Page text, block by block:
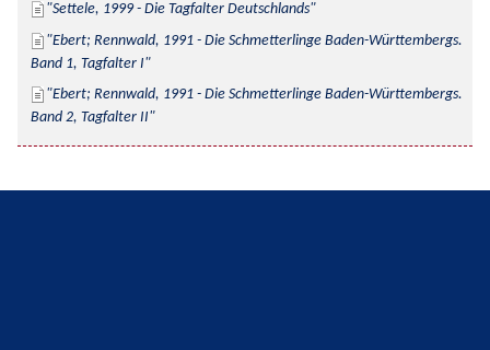
Settele, 1999 - Die Tagfalter Deutschlands
Ebert; Rennwald, 1991 - Die Schmetterlinge Baden-Württembergs.
Band 1, Tagfalter I
Ebert; Rennwald, 1991 - Die Schmetterlinge Baden-Württembergs.
Band 2, Tagfalter II